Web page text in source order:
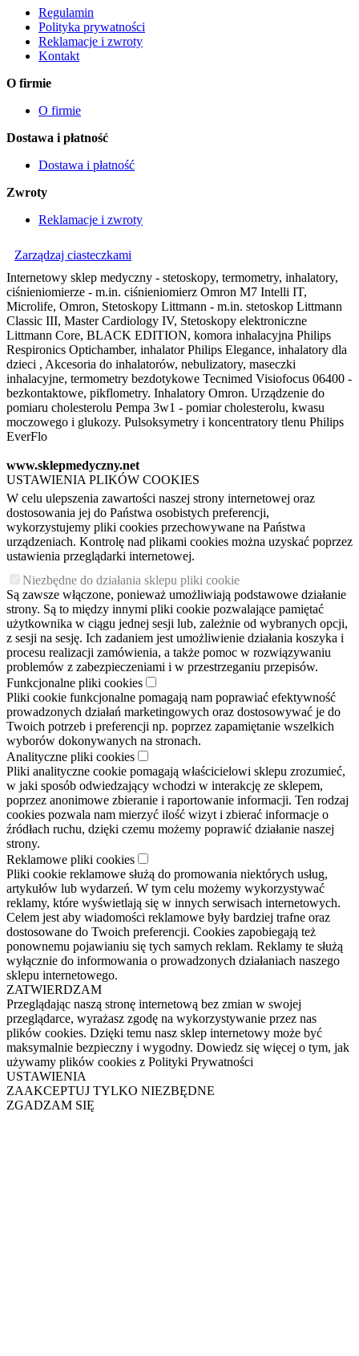
Regulamin
Polityka prywatności
Reklamacje i zwroty
Kontakt
O firmie
O firmie
Dostawa i płatność
Dostawa i płatność
Zwroty
Reklamacje i zwroty
Zarządzaj ciasteczkami
Internetowy sklep medyczny - stetoskopy, termometry, inhalatory,
ciśnieniomierze - m.in. ciśnieniomierz Omron M7 Intelli IT,
Microlife, Omron, Stetoskopy Littmann - m.in. stetoskop Littmann
Classic III, Master Cardiology IV, Stetoskopy elektroniczne
Littmann Core, BLACK EDITION, komora inhalacyjna Philips
Respironics Optichamber, inhalator Philips Elegance, inhalatory dla
dzieci , Akcesoria do inhalatorów, nebulizatory, maseczki
inhalacyjne, termometry bezdotykowe Tecnimed Visiofocus 06400 -
bezkontaktowe, pikflometry. Inhalatory Omron. Urządzenie do
pomiaru cholesterolu Pempa 3w1 - pomiar cholesterolu, kwasu
moczowego i glukozy. Pulsoksymetry i koncentratory tlenu Philips
EverFlo
www.sklepmedyczny.net
USTAWIENIA PLIKÓW COOKIES
W celu ulepszenia zawartości naszej strony internetowej oraz
dostosowania jej do Państwa osobistych preferencji,
wykorzystujemy pliki cookies przechowywane na Państwa
urządzeniach. Kontrolę nad plikami cookies można uzyskać poprzez
ustawienia przeglądarki internetowej.
Niezbędne do działania sklepu pliki cookie
Są zawsze włączone, ponieważ umożliwiają podstawowe działanie
strony. Są to między innymi pliki cookie pozwalające pamiętać
użytkownika w ciągu jednej sesji lub, zależnie od wybranych opcji,
z sesji na sesję. Ich zadaniem jest umożliwienie działania koszyka i
procesu realizacji zamówienia, a także pomoc w rozwiązywaniu
problemów z zabezpieczeniami i w przestrzeganiu przepisów.
Funkcjonalne pliki cookies
Pliki cookie funkcjonalne pomagają nam poprawiać efektywność
prowadzonych działań marketingowych oraz dostosowywać je do
Twoich potrzeb i preferencji np. poprzez zapamiętanie wszelkich
wyborów dokonywanych na stronach.
Analityczne pliki cookies
Pliki analityczne cookie pomagają właścicielowi sklepu zrozumieć,
w jaki sposób odwiedzający wchodzi w interakcję ze sklepem,
poprzez anonimowe zbieranie i raportowanie informacji. Ten rodzaj
cookies pozwala nam mierzyć ilość wizyt i zbierać informacje o
źródłach ruchu, dzięki czemu możemy poprawić działanie naszej
strony.
Reklamowe pliki cookies
Pliki cookie reklamowe służą do promowania niektórych usług,
artykułów lub wydarzeń. W tym celu możemy wykorzystywać
reklamy, które wyświetlają się w innych serwisach internetowych.
Celem jest aby wiadomości reklamowe były bardziej trafne oraz
dostosowane do Twoich preferencji. Cookies zapobiegają też
ponownemu pojawianiu się tych samych reklam. Reklamy te służą
wyłącznie do informowania o prowadzonych działaniach naszego
sklepu internetowego.
ZATWIERDZAM
Przeglądając naszą stronę internetową bez zmian w swojej
przeglądarce, wyrażasz zgodę na wykorzystywanie przez nas
plików cookies. Dzięki temu nasz sklep internetowy może być
maksymalnie bezpieczny i wygodny. Dowiedz się więcej o tym, jak
używamy plików cookies z Polityki Prywatności
USTAWIENIA
ZAAKCEPTUJ TYLKO NIEZBĘDNE
ZGADZAM SIĘ